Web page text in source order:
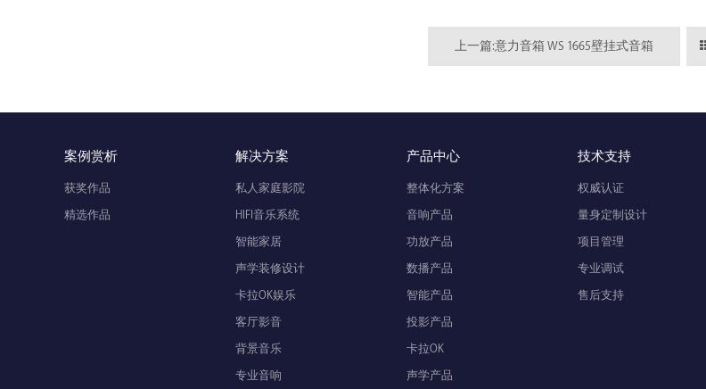
上一篇:意力音箱 WS 1665壁挂式音箱
案例赏析
获奖作品
精选作品
解决方案
私人家庭影院
HIFI音乐系统
智能家居
声学装修设计
卡拉OK娱乐
客厅影音
背景音乐
专业音响
产品中心
整体化方案
音响产品
功放产品
数播产品
智能产品
投影产品
卡拉OK
声学产品
技术支持
权威认证
量身定制设计
项目管理
专业调试
售后支持